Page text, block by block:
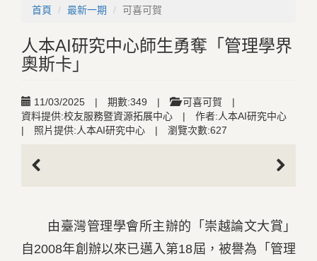
首頁
最新一期 可喜可賀
人本AI研究中心師生勇奪「管理學界
奧斯卡」
11/03/2025 | 期數:349 | 可喜可賀
|
資料提供:校友服務暨資源拓展中心
|
作者:人本AI研究中心
|
照片提供:人本AI研究中心 | 瀏覽次數:627
由臺灣管理學會所主辦的「崇越論文大賞」
自2008年創辦以來已邁入第18屆，被譽為「管理